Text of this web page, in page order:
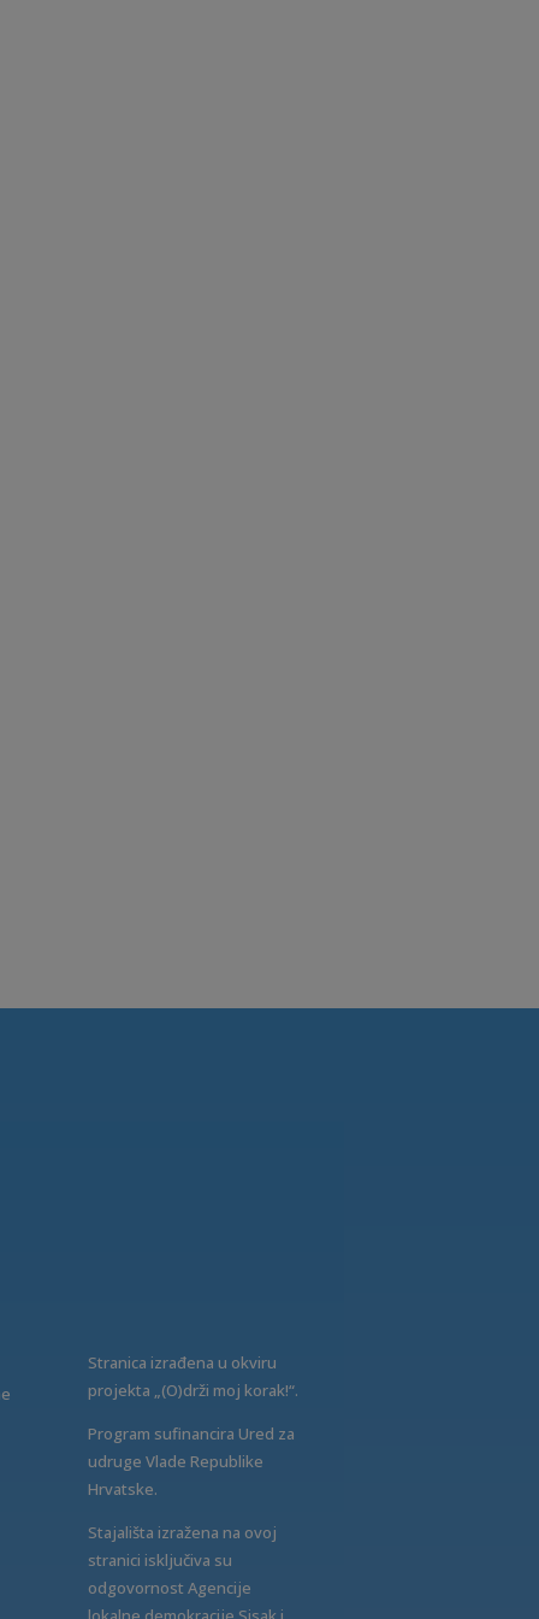
Stranica izrađena u okviru
projekta „(O)drži moj korak!“.
Program sufinancira Ured za
udruge Vlade Republike
Hrvatske.
Stajališta izražena na ovoj
stranici isključiva su
odgovornost Agencije